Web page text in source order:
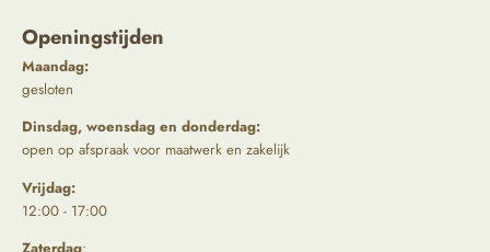
Openingstijden
Maandag:
gesloten
Dinsdag, woensdag en donderdag:
open op afspraak voor maatwerk en zakelijk
Vrijdag:
12:00 - 17:00